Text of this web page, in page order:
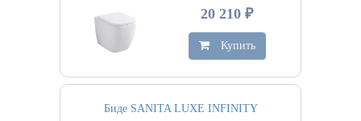
20 210 ₽
Купить
Биде SANITA LUXE INFINITY